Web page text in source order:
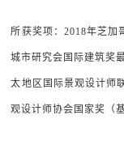
所获奖项：2018年芝加
城市研究会国际建筑奖
太地区国际景观设计师
观设计师协会国家奖（